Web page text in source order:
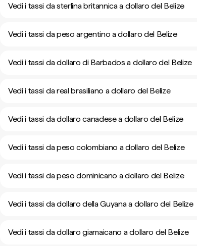
Vedi i tassi da sterlina britannica a dollaro del Belize
Vedi i tassi da peso argentino a dollaro del Belize
Vedi i tassi da dollaro di Barbados a dollaro del Belize
Vedi i tassi da real brasiliano a dollaro del Belize
Vedi i tassi da dollaro canadese a dollaro del Belize
Vedi i tassi da peso colombiano a dollaro del Belize
Vedi i tassi da peso dominicano a dollaro del Belize
Vedi i tassi da dollaro della Guyana a dollaro del Belize
Vedi i tassi da dollaro giamaicano a dollaro del Belize